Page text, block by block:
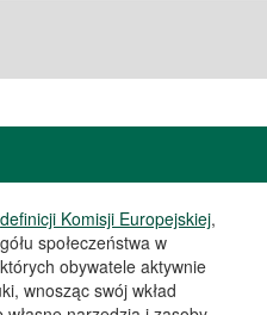
definicji Komisji Europejskiej,
społeczeństwa w
obywatele aktywnie
wnosząc swój wkład